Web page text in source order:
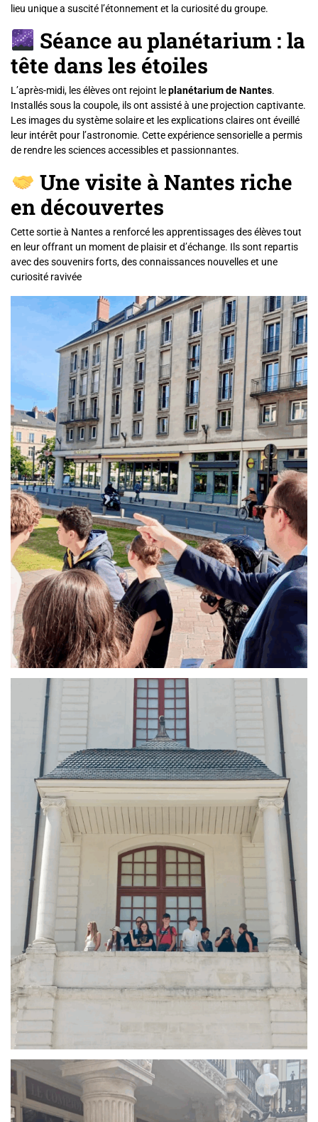
lieu unique a suscité l’étonnement et la curiosité du groupe.
Séance au planétarium : la
tête dans les étoiles
L’après-midi, les élèves ont rejoint leplanétarium de Nantes.
Installés sous la coupole, ils ont assisté à une projection captivante.
Les images du système solaire et les explications claires ont éveillé
leur intérêt pour l’astronomie. Cette expérience sensorielle a permis
de rendre les sciences accessibles et passionnantes.
Une visite à Nantes riche
en découvertes
Cette sortie à Nantes a renforcé les apprentissages des élèves tout
en leur offrant un moment de plaisir et d’échange. Ils sont repartis
avec des souvenirs forts, des connaissances nouvelles et une
curiosité ravivée